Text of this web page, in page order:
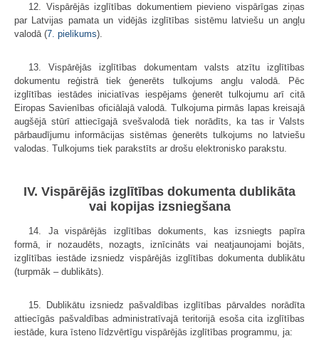
12. Vispārējās izglītības dokumentiem pievieno vispārīgas ziņas
par Latvijas pamata un vidējās izglītības sistēmu latviešu un angļu
valodā (7. pielikums).
13. Vispārējās izglītības dokumentam valsts atzītu izglītības
dokumentu reģistrā tiek ģenerēts tulkojums angļu valodā. Pēc
izglītības iestādes iniciatīvas iespējams ģenerēt tulkojumu arī citā
Eiropas Savienības oficiālajā valodā. Tulkojuma pirmās lapas kreisajā
augšējā stūrī attiecīgajā svešvalodā tiek norādīts, ka tas ir Valsts
pārbaudījumu informācijas sistēmas ģenerēts tulkojums no latviešu
valodas. Tulkojums tiek parakstīts ar drošu elektronisko parakstu.
IV. Vispārējās izglītības dokumenta dublikāta
vai kopijas izsniegšana
14. Ja vispārējās izglītības dokuments, kas izsniegts papīra
formā, ir nozaudēts, nozagts, iznīcināts vai neatjaunojami bojāts,
izglītības iestāde izsniedz vispārējās izglītības dokumenta dublikātu
(turpmāk – dublikāts).
15. Dublikātu izsniedz pašvaldības izglītības pārvaldes norādīta
attiecīgās pašvaldības administratīvajā teritorijā esoša cita izglītības
iestāde, kura īsteno līdzvērtīgu vispārējās izglītības programmu, ja: